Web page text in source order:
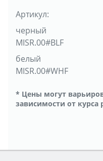
Артикул:
черный
MISR.00#BLF
белый
MISR.00#WHF
* Цены могут
зависимости от курса